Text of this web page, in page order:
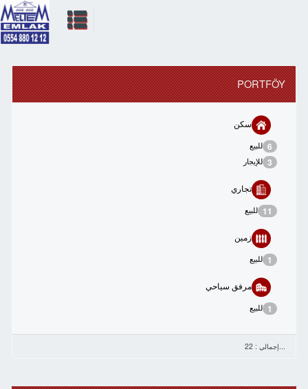
PORTFÖY
سكن
للبيع 6
للإيجار 3
تجاري
للبيع 11
زمین
للبيع 1
مرفق سياحي
للبيع 1
...إجمالي : 22